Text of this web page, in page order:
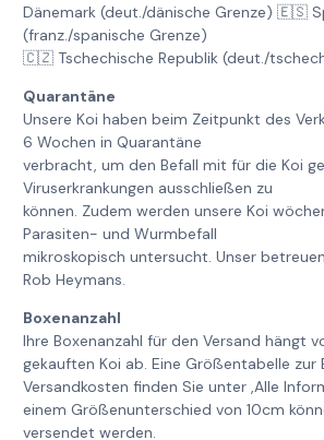
Dänemark (deut./dänische Grenze) 🇪🇸
(franz./spanische Grenze)
🇨🇿 Tschechische Republik (deut./
Quarantäne
Unsere Koi haben beim Zeitpunkt des
6 Wochen in Quarantäne
verbracht, um den Befall mit für die Koi
Viruserkrankungen ausschließen zu
können. Zudem werden unsere Koi
Parasiten- und Wurmbefall
mikroskopisch untersucht. Unser
Rob Heymans.
Boxenanzahl
Ihre Boxenanzahl für den Versand hängt
gekauften Koi ab. Eine Größentabelle zur
Versandkosten finden Sie unter ‚Alle
einem Größenunterschied von 10cm
versendet werden.